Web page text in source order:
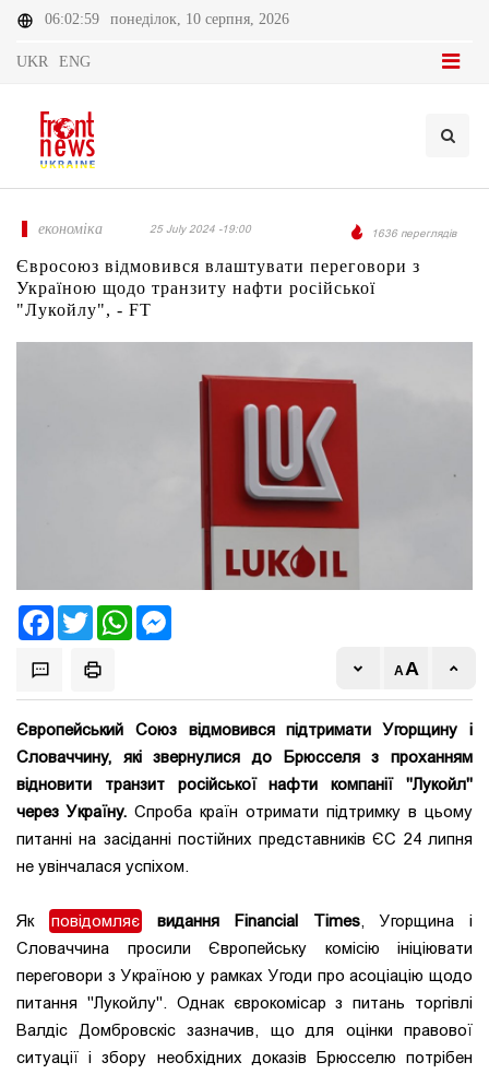
06:02:59 понеділок, 10 серпня, 2026
UKR ENG
економіка 25 July 2024 -19:00 1636 переглядів
Євросоюз відмовився влаштувати переговори з
Україною щодо транзиту нафти російської
"Лукойлу", - FT
FacebookTwitter WhatsApp
Європейський Союз відмовився підтримати Угорщину і
Словаччину, які звернулися до Брюсселя з проханням
відновити транзит російської нафти компанії "Лукойл"
через Україну. Спроба країн отримати підтримку в цьому
питанні на засіданні постійних представників ЄС 24 липня
не увінчалася успіхом.
Як повідомляє видання Financial Times, Угорщина і
Словаччина просили Європейську комісію ініціювати
переговори з Україною у рамках Угоди про асоціацію щодо
питання "Лукойлу". Однак єврокомісар з питань торгівлі
Валдіс Домбровскіс зазначив, що для оцінки правової
ситуації і збору необхідних доказів Брюсселю потрібен